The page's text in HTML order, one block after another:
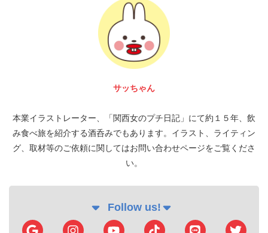
富 圭愛
本業イラストレーター、「関西女のプチ日記」にて約１５年、飲
み食べ旅を紹介する酒呑みでもあります。イラスト、ライティン
グ、取材等のご依頼に関してはお問い合わせページをご覧くださ
い。
Follow us!